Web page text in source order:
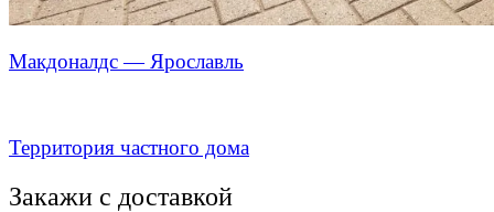
Макдоналдс — Ярославль
Территория частного дома
Закажи с доставкой